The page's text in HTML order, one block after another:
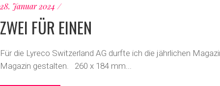
28. Januar 2024
ZWEI FÜR EINEN
Für die Lyreco Switzerland AG durfte ich die jährlichen
Magazin gestalten. 260 x 184 mm...